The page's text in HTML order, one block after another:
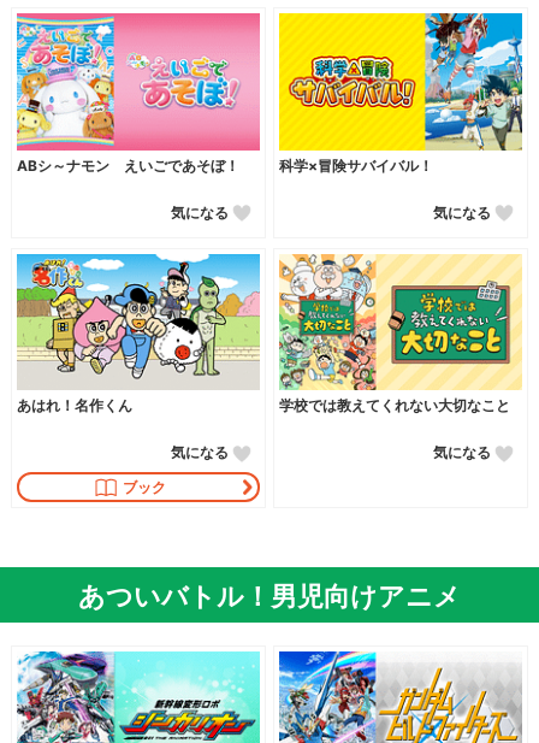
ABシ～ナモン えいごであそぼ！
気になる
科学×冒険サバイバル！
気になる
あはれ！名作くん
ブック
気になる
学校では教えてくれない大切なこと
気になる
あついバトル！男児向けアニメ